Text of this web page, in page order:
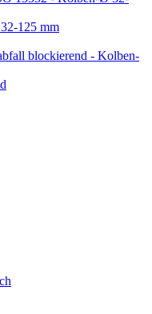
125 mm
blockierend - Kolben-